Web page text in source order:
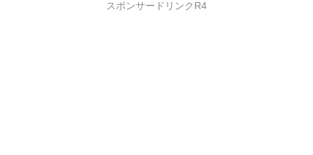
スポンサードリンクR4